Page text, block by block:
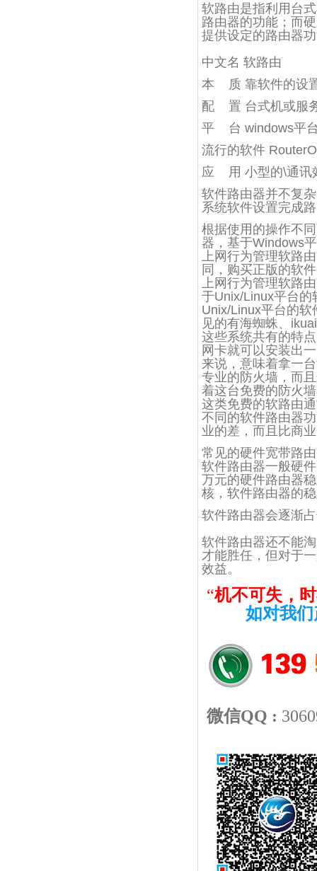
软路由是指利用台
路由器的功能；而
提供设定的路由器
中文名 软路由
本 质 靠软件的设
配 置 台式机或服
平 台 windows平
流行的软件
应 用 小型的\通讯
软件路由器并不复
系统软件设置完成
根据使用的操作不
器，基于Windows
上网行为管理软路
同，购买正版的软
上网行为管理软路
于Unix/Linux平台的
Unix/Linux平台的
见的有海蜘蛛、
这些系统共有的特
网卡就可以安装出
来说，意味着拿一
专业的防火墙，而
着这台免费的防火
这类免费的软路由
不同的软件路由器
业的差，而且比商
常见的硬件宽带路
软件路由器一般硬
万元的硬件路由器
核，软件路由器的
软件路由器会逐渐
软件路由器还不能
才能胜任，但对于
效益。
“机不可失，
如对我
微信QQ :